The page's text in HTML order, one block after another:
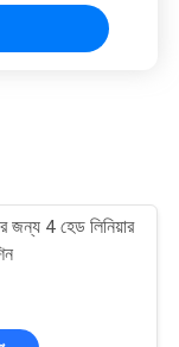
জন্য 4 হেড লিনিয়ার